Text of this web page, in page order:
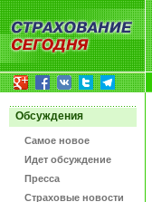
Обсуждения
Самое новое
Идет обсуждение
Пресса
Страховые новости